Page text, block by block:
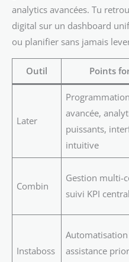
analytics avancées. Tu
digital sur un dashboard
ou planifier sans jamais
Outil Points
Later
Programmation
avancée,
puissants,
intuitive
Combin
Gestion multi-
suivi KPI
Instaboss
assistance